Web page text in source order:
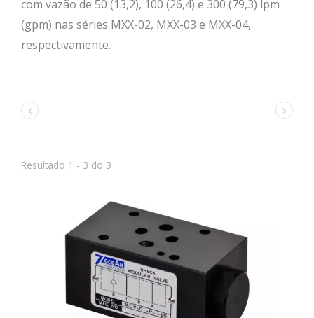
com vazão de 50 (13,2), 100 (26,4) e 300 (79,3) lpm
(gpm) nas séries MXX-02, MXX-03 e MXX-04,
respectivamente.
Resultado 1 - 3 do 3